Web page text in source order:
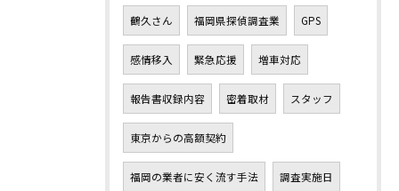
鶴久さん 福岡県探偵調査業 GPS
感情移入 緊急応援 増車対応
報告書収録内容 密着取材 スタッフ
東京からの高額契約
福岡の業者に安く流す手法 調査実施日